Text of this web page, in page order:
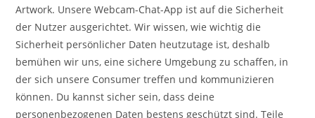
Artwork. Unsere Webcam-Chat-App ist auf die Sicherheit
der Nutzer ausgerichtet. Wir wissen, wie wichtig die
Sicherheit persönlicher Daten heutzutage ist, deshalb
bemühen wir uns, eine sichere Umgebung zu schaffen, in
der sich unsere Consumer treffen und kommunizieren
können. Du kannst sicher sein, dass deine
personenbezogenen Daten bestens geschützt sind. Teile